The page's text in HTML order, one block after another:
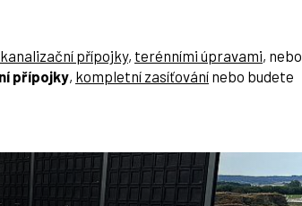
přípojky, terénními úpravami, nebo
přípojky, kompletní zasíťování nebo budete